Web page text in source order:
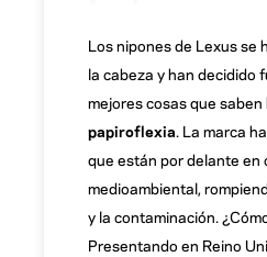
Los nipones de Lexus se
la cabeza y han decidido
mejores cosas que saben
papiroflexia. La marca
que están por delante en
medioambiental,
y la contaminación.
Presentando en Reino